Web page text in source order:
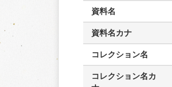
資料名
資料名カナ
コレクション名
コレクション名カ